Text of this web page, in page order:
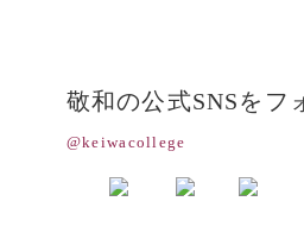
敬和の公式SNSをフ
@keiwacollege